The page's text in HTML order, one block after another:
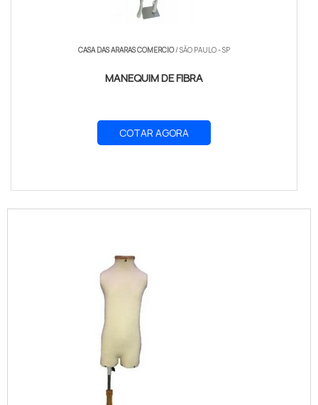
CASA DAS ARARAS COMERCIO/ SÃO PAULO - SP
MANEQUIM DE FIBRA
COTAR AGORA